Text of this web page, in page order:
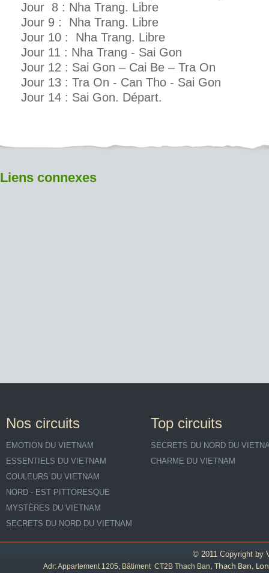
Jour 8 : Nha Trang. Libre
Jour 9 : Nha Trang. Libre
Jour 10 : Nha Trang. Libre
Jour 11 : Nha Trang - Sai Gon
Jour 12 : Sai Gon – Cai Be – Tra On
Jour 13 : Tra On - Can Tho - Sai Gon
Jour 14 : Sai Gon. Départ.
Liens connexes
Nos circuits
EMOTION DU VIETNAM
ESSENTIELS DU VIETNAM
COULEURS DU VIETNAM
NORD - EST PITTORESQUE
MYSTÈRES DU VIETNAM
SECRETS DU NORD DU VIETNAM
Top circuits
SECRETS DU NORD DU
CHARME DU VIETNAM
© 2011 Copyright by
Adr: Appartement 1205, Bâtiment CT2B Thach Ban, Thach Ban,